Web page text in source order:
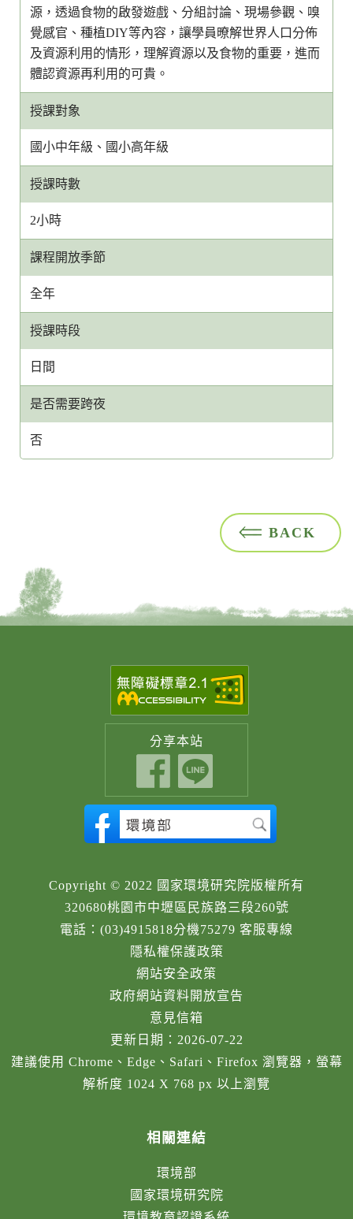
源，透過食物的啟發遊戲、分組討論、現場參觀、嗅
覺感官、種植DIY等內容，讓學員暸解世界人口分佈
及資源利用的情形，理解資源以及食物的重要，進而
體認資源再利用的可貴。
授課對象
國小中年級、國小高年級
授課時數
2小時
課程開放季節
全年
授課時段
日間
是否需要跨夜
否
BACK
分享本站
Copyright © 2022 國家環境研究院版權所有
320680桃園市中壢區民族路三段260號
電話：(03)4915818分機75279 客服專線
隱私權保護政策
網站安全政策
政府網站資料開放宣告
意見信箱
更新日期：2026-07-22
建議使用 Chrome、Edge、Safari、Firefox 瀏覽器，螢幕
解析度 1024 X 768 px 以上瀏覽
相關連結
環境部
國家環境研究院